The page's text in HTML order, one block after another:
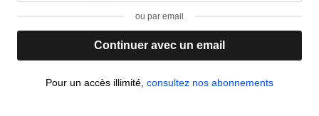
ou par email
Continuer avec un email
Pour un accès illimité, consultez nos abonnements